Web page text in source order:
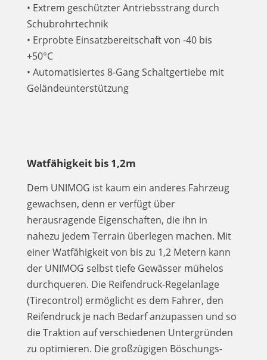
• Extrem geschützter Antriebsstrang durch
Schubrohrtechnik
• Erprobte Einsatzbereitschaft von -40 bis
+50°C
• Automatisiertes 8-Gang Schaltgertiebe mit
Geländeunterstützung
Watfähigkeit bis 1,2m
Dem UNIMOG ist kaum ein anderes Fahrzeug
gewachsen, denn er verfügt über
herausragende Eigenschaften, die ihn in
nahezu jedem Terrain überlegen machen. Mit
einer Watfähigkeit von bis zu 1,2 Metern kann
der UNIMOG selbst tiefe Gewässer mühelos
durchqueren. Die Reifendruck-Regelanlage
(Tirecontrol) ermöglicht es dem Fahrer, den
Reifendruck je nach Bedarf anzupassen und so
die Traktion auf verschiedenen Untergründen
zu optimieren. Die großzügigen Böschungs-